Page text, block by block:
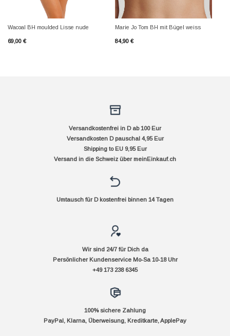
Wacoal BH moulded Lisse nude
69,00 €
Marie Jo Tom BH mit Bügel weiss
84,90 €
Versandkostenfrei in D ab 100 Eur
Versandkosten D pauschal 4,95 Eur
Shipping to EU 9,95 Eur
Versand in die Schweiz über meinEinkauf.ch
Umtausch für D kostenfrei binnen 14 Tagen
Wir sind 24/7 für Dich da
Persönlicher Kundenservice Mo-Sa 10-18 Uhr
+49 173 238 6345
100% sichere Zahlung
PayPal, Klarna, Überweisung, Kreditkarte, ApplePay